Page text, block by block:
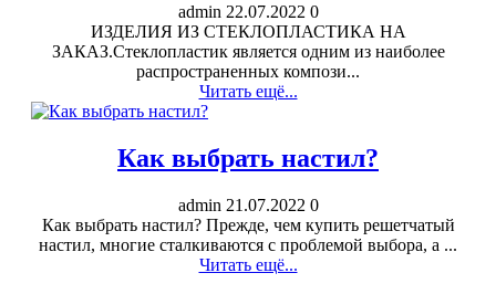
admin 22.07.2022 0
ИЗДЕЛИЯ ИЗ СТЕКЛОПЛАСТИКА НА
ЗАКАЗ.Стеклопластик является одним из наиболее
распространенных компози...
Читать ещё...
Как выбрать настил?
admin 21.07.2022 0
Как выбрать настил? Прежде, чем купить решетчатый
настил, многие сталкиваются с проблемой выбора, а ...
Читать ещё...